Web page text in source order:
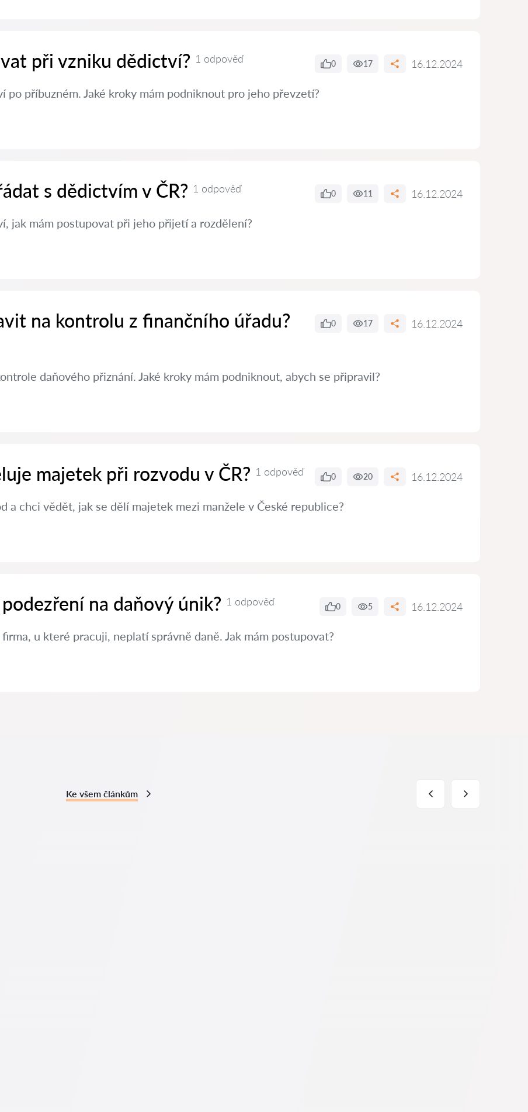
při vzniku dědictví? 1 odpověď 0 17 16.12.2024
po příbuzném. Jaké kroky mám podniknout pro jeho převzetí?
s dědictvím v ČR? 1 odpověď 0 11 16.12.2024
jak mám postupovat při jeho přijetí a rozdělení?
na kontrolu z finančního úřadu? 0 17 16.12.2024
daňového přiznání. Jaké kroky mám podniknout, abych se připravil?
majetek při rozvodu v ČR? 1 odpověď 0 20 16.12.2024
a chci vědět, jak se dělí majetek mezi manžele v České republice?
na daňový únik? 1 odpověď 0 5 16.12.2024
u které pracuji, neplatí správně daně. Jak mám postupovat?
Ke všem článkům